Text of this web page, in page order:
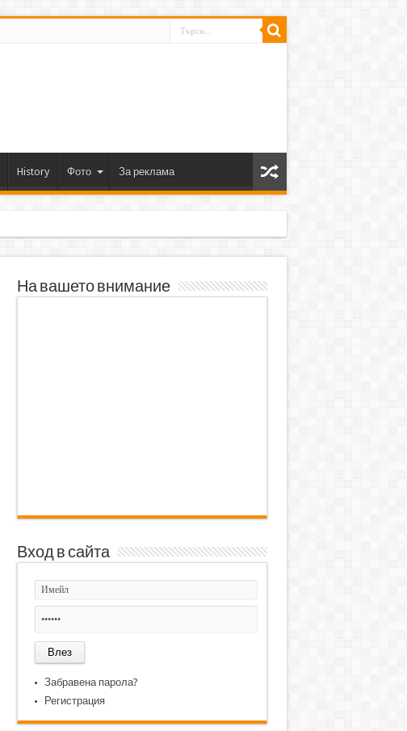
History Фото За реклама
На вашето внимание
Вход в сайта
Забравена парола?
Регистрация